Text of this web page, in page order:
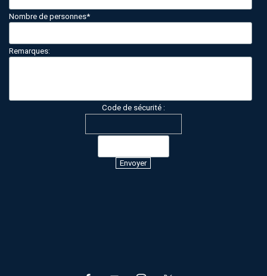
Nombre de personnes*
Remarques:
Code de sécurité :